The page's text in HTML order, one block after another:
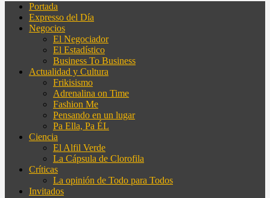
Portada
Expresso del Día
Negocios
El Negociador
El Estadístico
Business To Business
Actualidad y Cultura
Frikisismo
Adrenalina on Time
Fashion Me
Pensando en un lugar
Pa Ella, Pa ÉL
Ciencia
El Alfil Verde
La Cápsula de Clorofila
Críticas
La opinión de Todo para Todos
Invitados